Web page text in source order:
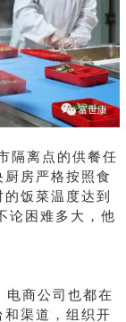
隔离点的供餐任
房严格按照食
饭菜温度达到
论困难多大，他